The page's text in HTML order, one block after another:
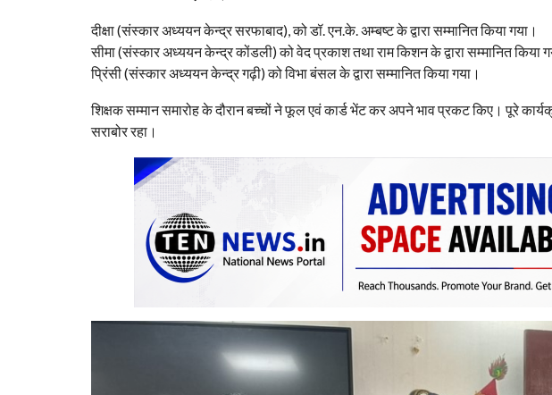
दीक्षा (संस्कार अध्ययन केन्द्र सरफाबाद), को डॉ. एन.के. अम्बष्ट के द्वारा सम्मानित किया गया।
सीमा (संस्कार अध्ययन केन्द्र कोंडली) को वेद प्रकाश तथा राम किशन के द्वारा सम्मानित किया
प्रिंसी (संस्कार अध्ययन केन्द्र गढ़ी) को विभा बंसल के द्वारा सम्मानित किया गया।
शिक्षक सम्मान समारोह के दौरान बच्चों ने फूल एवं कार्ड भेंट कर अपने भाव प्रकट किए। पूरे
सराबोर रहा।